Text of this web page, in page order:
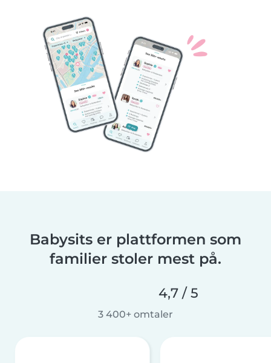
Babysits er plattformen som
familier stoler mest på.
4,7 / 5
3 400+ omtaler